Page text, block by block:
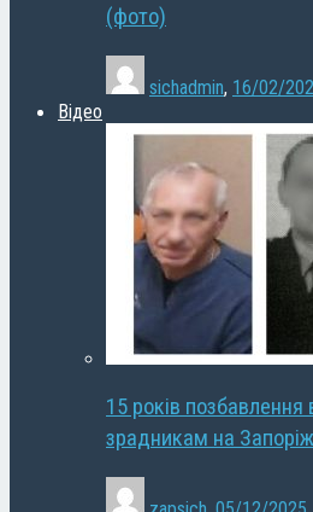
(фото)
sichadmin, 16/02/
Відео
15 років позбавлення
зрадникам на